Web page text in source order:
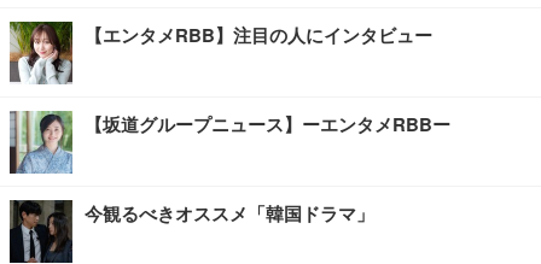
【エンタメRBB】注目の人にインタビュー
【坂道グループニュース】ーエンタメRBBー
今観るべきオススメ「韓国ドラマ」